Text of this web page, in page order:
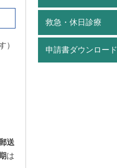
）
送
は
救急・休日診療
申請書ダウンロード